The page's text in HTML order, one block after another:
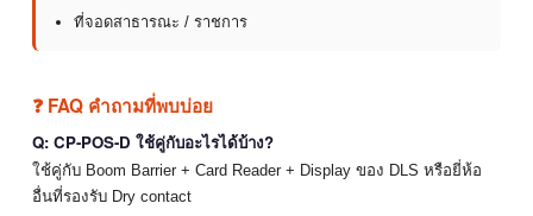
ที่จอดสาธารณะ / ราชการ
❓ FAQ คำถามที่พบบ่อย
Q: CP-POS-D ใช้คู่กับอะไรได้บ้าง?
ใช้คู่กับ Boom Barrier + Card Reader + Display ของ DLS หรือยี่ห้อ
อื่นที่รองรับ Dry contact